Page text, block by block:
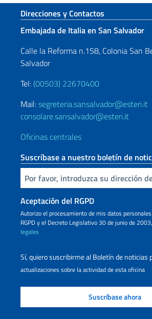
Sezione footer
Direcciones y Contactos
Embajada de Italia en San Salvador
Calle la Reforma n.158, Colonia San
Salvador
Tel: (00503) 22670400
Mail:segreteria.sansalvador@esteri.it
consolare.sansalvador@esteri.it
Oficinas centrales
Suscríbase a nuestro boletín de
Inserta tu correo electronico
Aceptación del RGPD
Autorizo ​​el procesamiento de mis datos
RGPD y el Decreto Legislativo 30 de junio de
legales
Sí, quiero suscribirme al Boletín de noticias
actualizaciones sobre la actividad de esta oficina